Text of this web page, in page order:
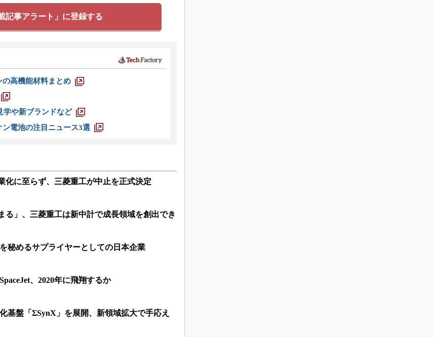
記事アラート」に登録する
高機能材料まとめ
や新ブランドなど
電池の注目ニュース3選
化に至らず、三菱重工が中止を正式決定
る」、三菱重工は新中計で成長領域を創出でき
秘めるサプライヤーとしての日本企業
、2020年に飛翔するか
基盤「ΣSynX」を展開、新領域拡大で手応え